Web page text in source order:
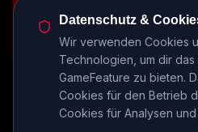
MotoGP 24 Test
6. Mai 2024
Alle Episoden
Datenschutz &
Wir verwenden Cookies
Technologien, um dir
GameFeature zu bieten.
Cookies für den Betrieb
Cookies für Analysen